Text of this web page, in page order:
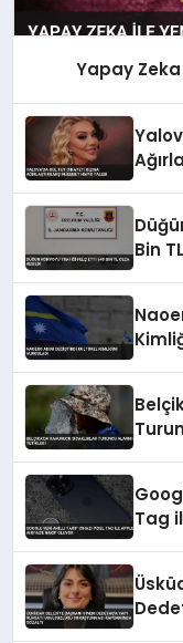
Yapay
Bin
Tag